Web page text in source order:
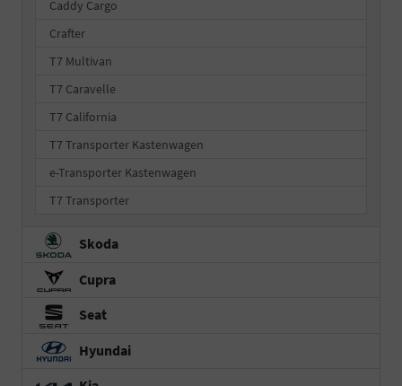
Caddy Cargo
Crafter
T7 Multivan
T7 Caravelle
T7 California
T7 Transporter Kastenwagen
e-Transporter Kastenwagen
T7 Transporter
Skoda
Cupra
Seat
Hyundai